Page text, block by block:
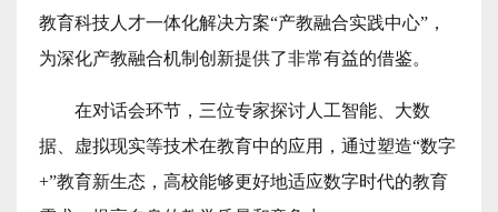
教育科技人才一体化解决方案“产教融合实践中心”，
为深化产教融合机制创新提供了非常有益的借鉴。
在对话会环节，三位专家探讨人工智能、大数
据、虚拟现实等技术在教育中的应用，通过塑造“数字
+”教育新生态，高校能够更好地适应数字时代的教育